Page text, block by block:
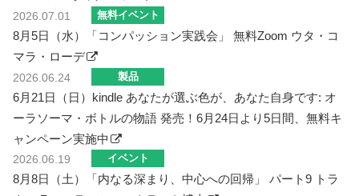
2026.07.01 無料イベント
8月5日（水）「コンパッション実践会」 無料Zoom ウタ・コ
マラ・ローデ
2026.06.24 製品
6月21日（日）kindle あなたが選ぶ色が、あなた自身です: オ
ーラソーマ・ボトルの物語 発売！6月24日より5日間、無料キ
ャンペーン実施中
2026.06.19 イベント
8月8日（土）「内なる深まり、中心への回帰」 パート9 トラ